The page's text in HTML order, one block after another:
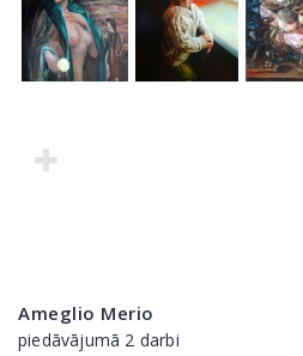
Ameglio Merio
piedāvājumā 2 darbi